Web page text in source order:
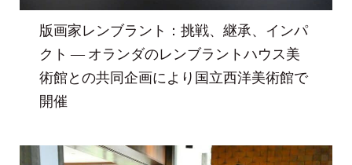
版画家レンブラント：挑戦、継承、インパ
クト ― オランダのレンブラントハウス美
術館との共同企画により国立西洋美術館で
開催